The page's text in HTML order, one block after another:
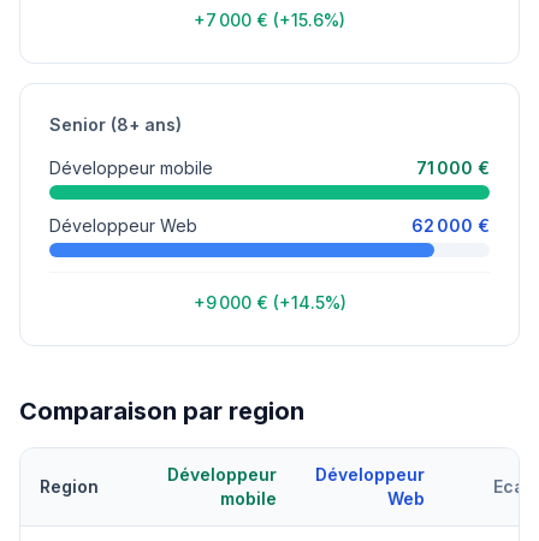
+7 000 € (+15.6%)
Senior (8+ ans)
Développeur mobile 71 000 €
Développeur Web 62 000 €
+9 000 € (+14.5%)
Comparaison par region
Region
Développeur
mobile
Développeur
Web
Ecart